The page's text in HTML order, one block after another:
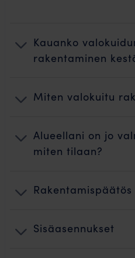
Kauanko
rakentaminen
Miten valokuitu
Alueellani on jo
miten tilaan?
Rakentamispäätös
Sisäasennukset